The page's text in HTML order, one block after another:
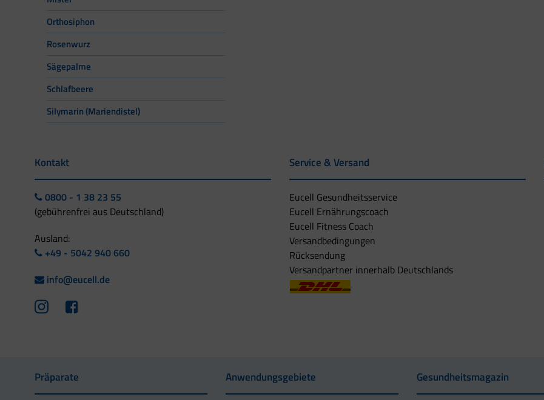
Orthosiphon
Rosenwurz
Sägepalme
Schlafbeere
Silymarin (Mariendistel)
Kontakt
0800 - 1 38 23 55
(gebührenfrei aus Deutschland)
Ausland:
+49 - 5042 940 660
info@eucell.de
Service & Versand
Eucell Gesundheitsservice
Eucell Ernährungscoach
Eucell Fitness Coach
Versandbedingungen
Rücksendung
Versandpartner innerhalb Deutschlands
Präparate Anwendungsgebiete Gesundheitsmagazin